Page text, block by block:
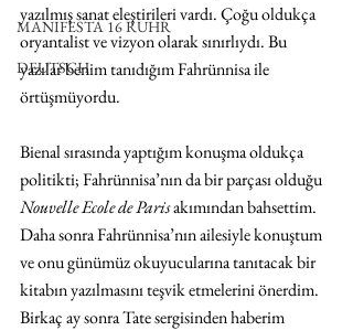
MANIFESTA 16 RUHR
DEUTSCH
yazılmış sanat eleştirileri vardı. Çoğu oldukça
oryantalist ve vizyon olarak sınırlıydı. Bu
yazılar benim tanıdığım Fahrünnisa ile
örtüşmüyordu.
Bienal sırasında yaptığım konuşma oldukça
politikti; Fahrünnisa’nın da bir parçası olduğu
Nouvelle Ecole de Paris akımından bahsettim.
Daha sonra Fahrünnisa’nın ailesiyle konuştum
ve onu günümüz okuyucularına tanıtacak bir
kitabın yazılmasını teşvik etmelerini önerdim.
Birkaç ay sonra Tate sergisinden haberim